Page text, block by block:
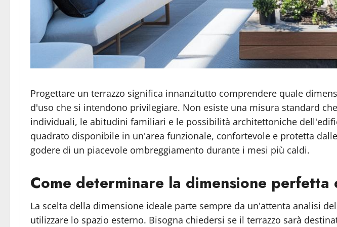
Progettare un terrazzo significa innanzitutto comprendere quale
d'uso che si intendono privilegiare. Non esiste una misura standard
individuali, le abitudini familiari e le possibilità architettoniche
quadrato disponibile in un'area funzionale, confortevole e protetta
godere di un piacevole ombreggiamento durante i mesi più caldi.
Come determinare la dimensione
La scelta della dimensione ideale parte sempre da un'attenta analisi
utilizzare lo spazio esterno. Bisogna chiedersi se il terrazzo sarà